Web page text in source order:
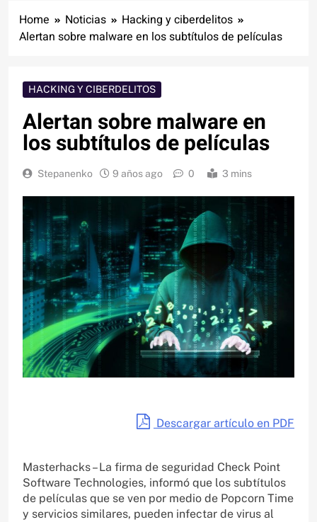
Home Noticias
Hacking y ciberdelitos
Alertan sobre malware en los subtítulos de películas
HACKING Y CIBERDELITOS
Alertan sobre malware en
los subtítulos de películas
Stepanenko 9 años ago 0 3 mins
Descargar artículo en PDF
Masterhacks – La firma de seguridad Check Point
Software Technologies, informó que los subtítulos
de películas que se ven por medio de Popcorn Time
y servicios similares, pueden infectar de virus al